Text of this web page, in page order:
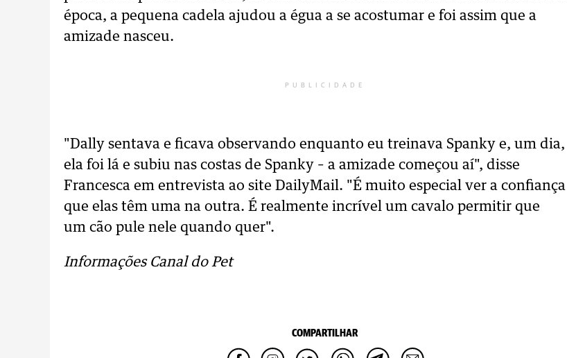
época, a pequena cadela ajudou a égua a se acostumar e foi assim que a
amizade nasceu.
PUBLICIDADE
"Dally sentava e ficava observando enquanto eu treinava Spanky e, um dia,
ela foi lá e subiu nas costas de Spanky – a amizade começou aí", disse
Francesca em entrevista ao site DailyMail. "É muito especial ver a confiança
que elas têm uma na outra. É realmente incrível um cavalo permitir que
um cão pule nele quando quer".
Informações Canal do Pet
COMPARTILHAR